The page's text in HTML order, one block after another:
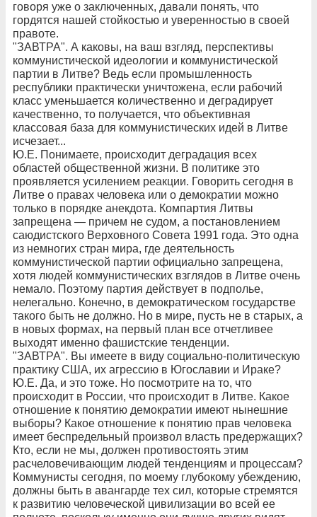
говоря уже о заключенных, давали понять, что
гордятся нашей стойкостью и уверенностью в своей
правоте.
"ЗАВТРА". А каковы, на ваш взгляд, перспективы
коммунистической идеологии и коммунистической
партии в Литве? Ведь если промышленность
республики практически уничтожена, если рабочий
класс уменьшается количественно и деградирует
качественно, то получается, что объективная
классовая база для коммунистических идей в Литве
исчезает...
Ю.Е. Понимаете, происходит деградация всех
областей общественной жизни. В политике это
проявляется усилением реакции. Говорить сегодня в
Литве о правах человека или о демократии можно
только в порядке анекдота. Компартия Литвы
запрещена — причем не судом, а постановлением
саюдистского Верховного Совета 1991 года. Это одна
из немногих стран мира, где деятельность
коммунистической партии официально запрещена,
хотя людей коммунистических взглядов в Литве очень
немало. Поэтому партия действует в подполье,
нелегально. Конечно, в демократическом государстве
такого быть не должно. Но в мире, пусть не в старых, а
в новых формах, на первый план все отчетливее
выходят именно фашистские тенденции.
"ЗАВТРА". Вы имеете в виду социально-политическую
практику США, их агрессию в Югославии и Ираке?
Ю.Е. Да, и это тоже. Но посмотрите на то, что
происходит в России, что происходит в Литве. Какое
отношение к понятию демократии имеют нынешние
выборы? Какое отношение к понятию прав человека
имеет беспредельный произвол власть предержащих?
Кто, если не мы, должен противостоять этим
расчеловечивающим людей тенденциям и процессам?
Коммунисты сегодня, по моему глубокому убеждению,
должны быть в авангарде тех сил, которые стремятся
к развитию человеческой цивилизации во всей ее